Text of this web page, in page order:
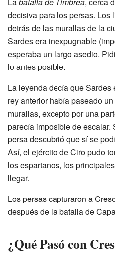
decisiva para los persas. Los
detrás de las murallas de la
Sardes era inexpugnable
esperaba un largo asedio.
lo antes posible.
La leyenda decía que
rey anterior había paseado
murallas, excepto por una
parecía imposible de escalar.
persa descubrió que sí se
Así, el ejército de Ciro pudo
los espartanos, los
llegar.
Los persas capturaron a
después de la batalla de
¿Qué Pasó con